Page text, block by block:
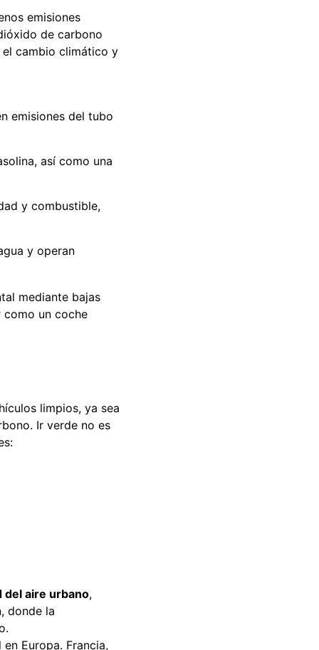
emisiones
de carbono
el cambio climático y
emisiones del tubo
así como una
y combustible,
y operan
mediante bajas
como un coche
limpios, ya sea
Ir verde no es
del aire urbano,
donde la
Europa. Francia,